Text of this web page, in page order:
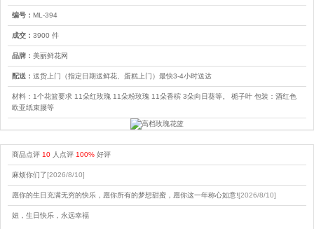
编号： ML-394
成交： 3900 件
品牌： 美丽鲜花网
配送： 送货上门（指定日期送鲜花、蛋糕上门）最快3-4小时送达
材料：1个花篮要求 11朵红玫瑰 11朵粉玫瑰 11朵香槟 3朵向日葵等。 栀子叶 包装：酒红色
欧亚纸束腰等
商品点评 10 人点评 100% 好评
麻烦你们了[2026/8/10]
愿你的生日充满无穷的快乐，愿你所有的梦想甜蜜，愿你这一年称心如意![2026/8/10]
妞，生日快乐，永远幸福